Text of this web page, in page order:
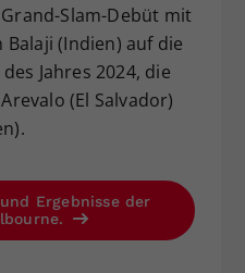
Slam-Debüt mit
(Indien) auf die
Jahres 2024, die
(El Salvador)
Ergebnisse der